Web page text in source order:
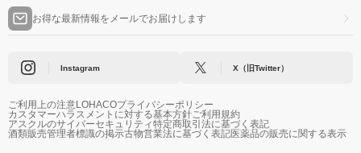
お得な最新情報をメールでお届けします
Instagram X（旧Twitter）
ご利用上の注意LOHACOプライバシーポリシー
カスタマーハラスメントに対する基本方針ご利用規約
アスクルのサイバーセキュリティ特定商取引法に基づく表記
酒類販売管理者標識の掲示古物営業法に基づく表記医薬品の販売に関する表示